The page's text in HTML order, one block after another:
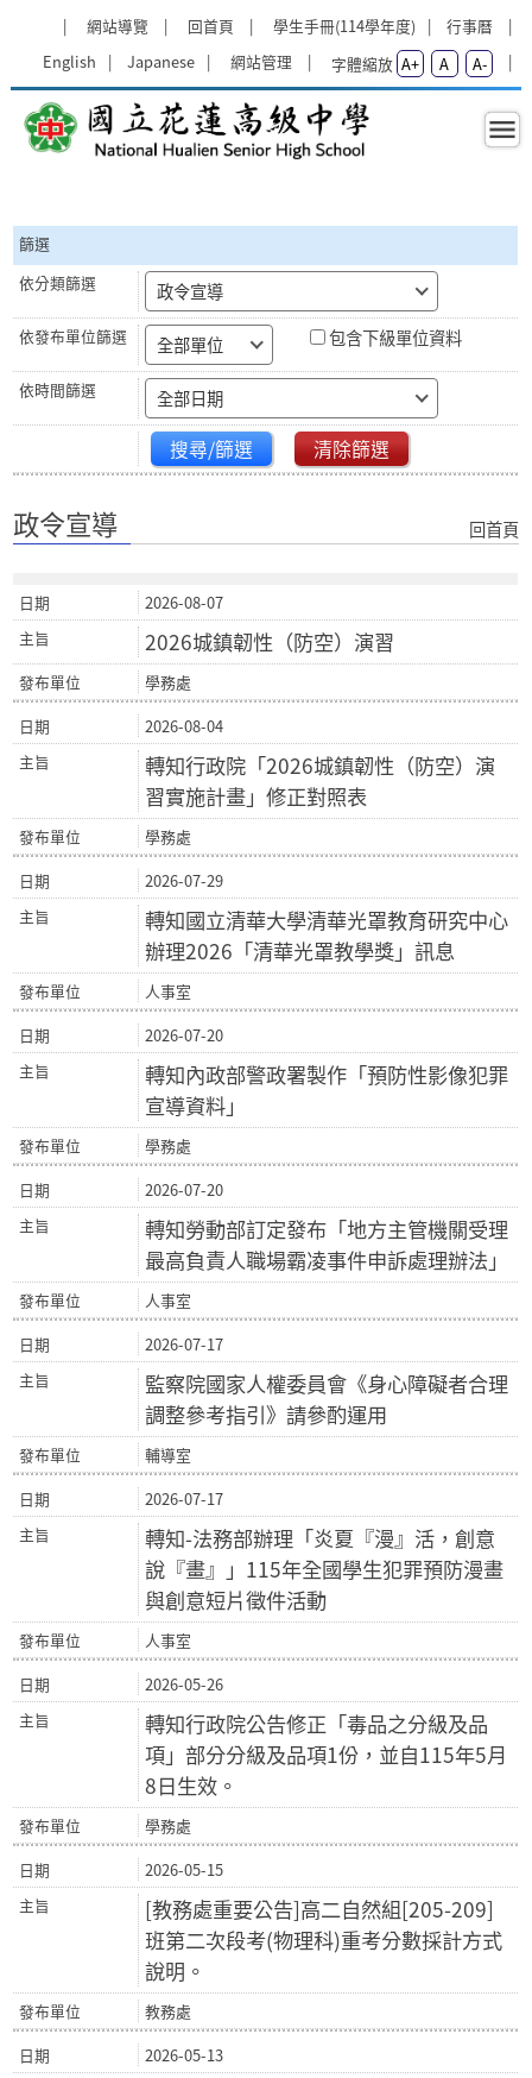
網站導覽
回首頁 學生手冊(114學年度)
行事曆
English
Japanese 網站管理 字體縮放 A+ A A-
政令宣導 - 國立花蓮高級中學
篩選
政令宣導
全部單位 包含下級單位資料
全部日期
搜尋/篩選 清除篩選
政令宣導 回首頁
2026-08-07
2026城鎮韌性（防空）演習
學務處
2026-08-04
轉知行政院「2026城鎮韌性（防空）演
習實施計畫」修正對照表
學務處
2026-07-29
轉知國立清華大學清華光罩教育研究中心
辦理2026「清華光罩教學獎」訊息
人事室
2026-07-20
轉知內政部警政署製作「預防性影像犯罪
宣導資料」
學務處
2026-07-20
轉知勞動部訂定發布「地方主管機關受理
最高負責人職場霸凌事件申訴處理辦法」
人事室
2026-07-17
監察院國家人權委員會《身心障礙者合理
調整參考指引》請參酌運用
輔導室
2026-07-17
轉知-法務部辦理「炎夏『漫』活，創意
說『畫』」115年全國學生犯罪預防漫畫
與創意短片徵件活動
人事室
2026-05-26
轉知行政院公告修正「毒品之分級及品
項」部分分級及品項1份，並自115年5月
8日生效。
學務處
2026-05-15
[教務處重要公告]高二自然組[205-209]
班第二次段考(物理科)重考分數採計方式
說明。
教務處
2026-05-13